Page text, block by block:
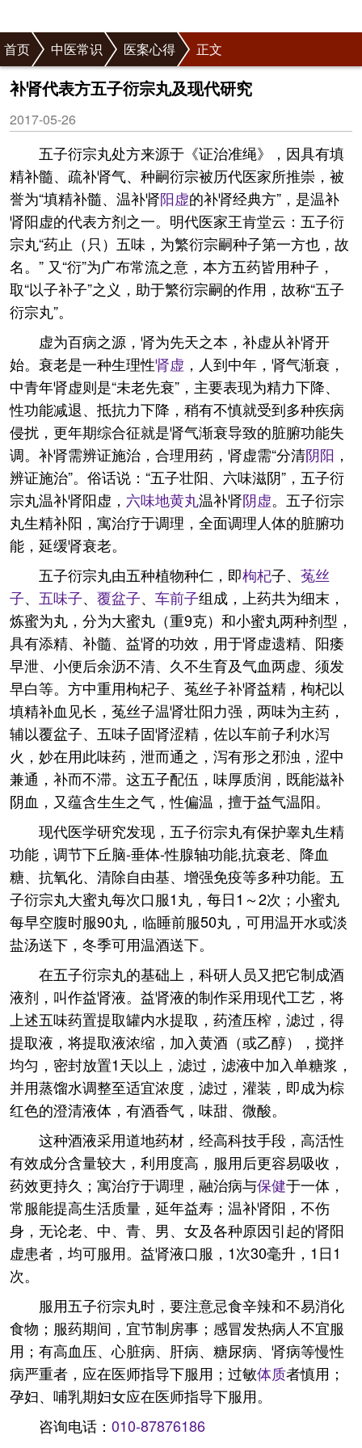
首页 中医常识 医案心得 正文
补肾代表方五子衍宗丸及现代研究
2017-05-26
五子衍宗丸处方来源于《证治准绳》，因具有填
精补髓、疏补肾气、种嗣衍宗被历代医家所推崇，被
誉为“填精补髓、温补肾阳虚的补肾经典方”，是温补
肾阳虚的代表方剂之一。明代医家王肯堂云：五子衍
宗丸“药止（只）五味，为繁衍宗嗣种子第一方也，故
名。” 又“衍”为广布常流之意，本方五药皆用种子，
取“以子补子”之义，助于繁衍宗嗣的作用，故称“五子
衍宗丸”。
虚为百病之源，肾为先天之本，补虚从补肾开
始。衰老是一种生理性肾虚 ，人到中年，肾气渐衰，
中青年肾虚则是“未老先衰”，主要表现为精力下降、
性功能减退、抵抗力下降，稍有不慎就受到多种疾病
侵扰，更年期综合征就是肾气渐衰导致的脏腑功能失
调。补肾需辨证施治，合理用药，肾虚需“分清阴阳 ，
辨证施治”。俗话说：“五子壮阳、六味滋阴”，五子衍
宗丸温补肾阳虚， 六味地黄丸温补肾阴虚。五子衍宗
丸生精补阳，寓治疗于调理，全面调理人体的脏腑功
能，延缓肾衰老。
五子衍宗丸由五种植物种仁，即枸杞子、 菟丝
子、 五味子、 覆盆子、 车前子组成，上药共为细末，
炼蜜为丸，分为大蜜丸（重9克）和小蜜丸两种剂型，
具有添精、补髓、益肾的功效，用于肾虚遗精、阳痿
早泄、小便后余沥不清、久不生育及气血两虚、须发
早白等。方中重用枸杞子、菟丝子补肾益精，枸杞以
填精补血见长，菟丝子温肾壮阳力强，两味为主药，
辅以覆盆子、五味子固肾涩精，佐以车前子利水泻
火，妙在用此味药，泄而通之，泻有形之邪浊，涩中
兼通，补而不滞。这五子配伍，味厚质润，既能滋补
阴血，又蕴含生生之气，性偏温，擅于益气温阳。
现代医学研究发现，五子衍宗丸有保护睾丸生精
功能，调节下丘脑-垂体-性腺轴功能,抗衰老、降血
糖、抗氧化、清除自由基、增强免疫等多种功能。五
子衍宗丸大蜜丸每次口服1丸，每日1～2次；小蜜丸
每早空腹时服90丸，临睡前服50丸，可用温开水或淡
盐汤送下，冬季可用温酒送下。
在五子衍宗丸的基础上，科研人员又把它制成酒
液剂，叫作益肾液。益肾液的制作采用现代工艺，将
上述五味药置提取罐内水提取，药渣压榨，滤过，得
提取液，将提取液浓缩，加入黄酒（或乙醇），搅拌
均匀，密封放置1天以上，滤过，滤液中加入单糖浆，
并用蒸馏水调整至适宜浓度，滤过，灌装，即成为棕
红色的澄清液体，有酒香气，味甜、微酸。
这种酒液采用道地药材，经高科技手段，高活性
有效成分含量较大，利用度高，服用后更容易吸收，
药效更持久；寓治疗于调理，融治病与保健于一体，
常服能提高生活质量，延年益寿；温补肾阳，不伤
身，无论老、中、青、男、女及各种原因引起的肾阳
虚患者，均可服用。益肾液口服，1次30毫升，1日1
次。
服用五子衍宗丸时，要注意忌食辛辣和不易消化
食物；服药期间，宜节制房事；感冒发热病人不宜服
用；有高血压、心脏病、肝病、糖尿病、肾病等慢性
病严重者，应在医师指导下服用；过敏体质者慎用；
孕妇、哺乳期妇女应在医师指导下服用。
咨询电话： 010-87876186